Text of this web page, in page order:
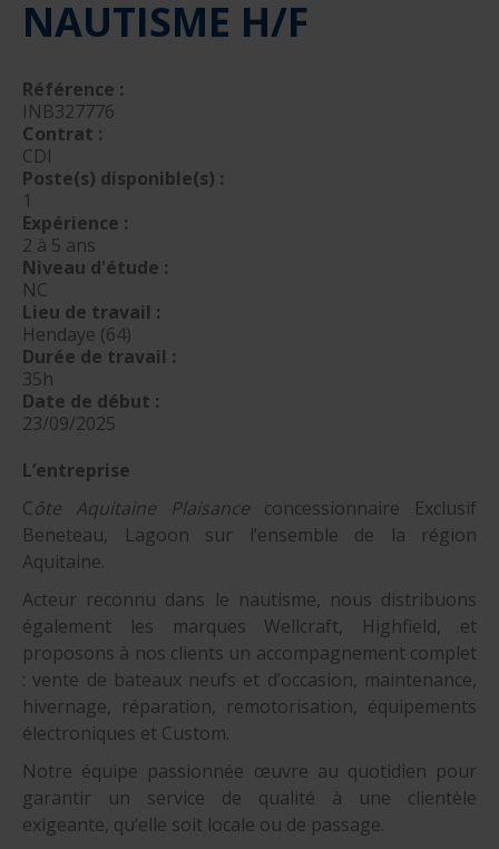
nautique ?
Formation Formateurs de permis hauturiers
Inscription formations entreprises
alternance nautisme
nautisme et commerce
encadrement nautique
NAUTISME H/F
Référence :
INB327776
Contrat :
CDI
Poste(s) disponible(s) :
1
Expérience :
2 à 5 ans
Niveau d'étude :
NC
Lieu de travail :
Hendaye (64)
Durée de travail :
35h
Date de début :
23/09/2025
L’entreprise
Côte Aquitaine Plaisance concessionnaire Exclusif
Beneteau, Lagoon sur l’ensemble de la région
Aquitaine.
Acteur reconnu dans le nautisme, nous distribuons
également les marques Wellcraft, Highfield, et
proposons à nos clients un accompagnement complet
: vente de bateaux neufs et d’occasion, maintenance,
hivernage, réparation, remotorisation, équipements
électroniques et Custom.
Notre équipe passionnée œuvre au quotidien pour
garantir un service de qualité à une clientèle
exigeante, qu’elle soit locale ou de passage.